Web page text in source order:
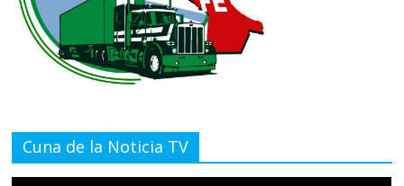
Cuna de la Noticia TV